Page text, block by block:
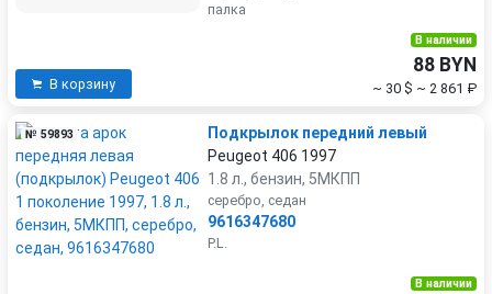
палка
В корзину
В наличии
88 BYN
~ 30 $ ~ 2 861 ₽
№ 59893
Подкрылок передний левый
Peugeot 406 1997
1.8 л., бензин, 5МКПП
серебро, седан
9616347680
P.L.
В наличии